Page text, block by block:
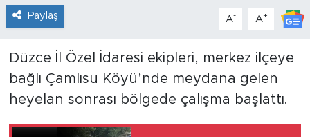
Paylaş A- A+
Düzce İl Özel İdaresi ekipleri, merkez ilçeye
bağlı Çamlısu Köyü’nde meydana gelen
heyelan sonrası bölgede çalışma başlattı.